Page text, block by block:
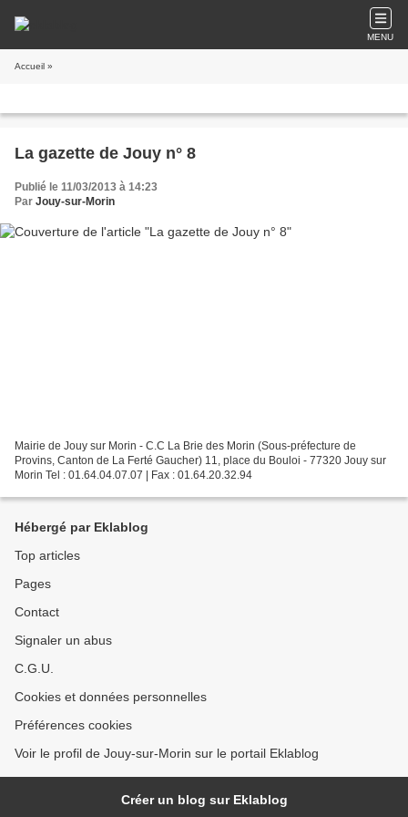
MENU
Accueil »
La gazette de Jouy n° 8
Publié le 11/03/2013 à 14:23
Par Jouy-sur-Morin
Mairie de Jouy sur Morin - C.C La Brie des Morin (Sous-préfecture de
Provins, Canton de La Ferté Gaucher) 11, place du Bouloi - 77320 Jouy sur
Morin Tel : 01.64.04.07.07 | Fax : 01.64.20.32.94
Hébergé par Eklablog
Top articles
Pages
Contact
Signaler un abus
C.G.U.
Cookies et données personnelles
Préférences cookies
Voir le profil de Jouy-sur-Morin sur le portail Eklablog
Créer un blog sur Eklablog